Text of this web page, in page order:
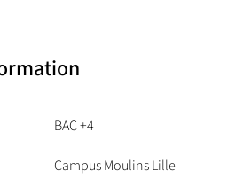
BAC +4
Campus Moulins Lille